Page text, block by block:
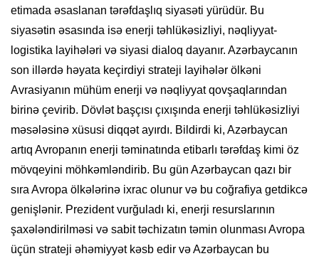
etimada əsaslanan tərəfdaşlıq siyasəti yürüdür. Bu
siyasətin əsasında isə enerji təhlükəsizliyi, nəqliyyat-
logistika layihələri və siyasi dialoq dayanır. Azərbaycanın
son illərdə həyata keçirdiyi strateji layihələr ölkəni
Avrasiyanın mühüm enerji və nəqliyyat qovşaqlarından
birinə çevirib. Dövlət başçısı çıxışında enerji təhlükəsizliyi
məsələsinə xüsusi diqqət ayırdı. Bildirdi ki, Azərbaycan
artıq Avropanın enerji təminatında etibarlı tərəfdaş kimi öz
mövqeyini möhkəmləndirib. Bu gün Azərbaycan qazı bir
sıra Avropa ölkələrinə ixrac olunur və bu coğrafiya getdikcə
genişlənir. Prezident vurğuladı ki, enerji resurslarının
şaxələndirilməsi və sabit təchizatın təmin olunması Avropa
üçün strateji əhəmiyyət kəsb edir və Azərbaycan bu